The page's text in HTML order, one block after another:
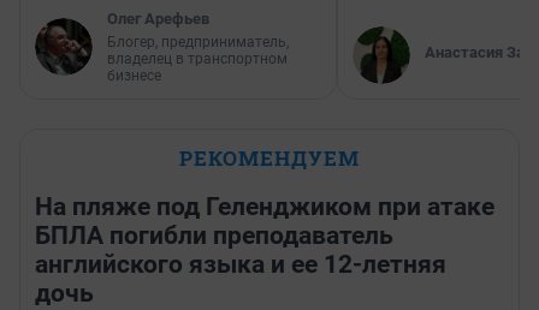
Олег Арефьев
Блогер, предприниматель,
владелец в транспортном
бизнесе
Анастасия
РЕКОМЕНДУЕМ
На пляже под Геленджиком при атаке
БПЛА погибли преподаватель
английского языка и ее 12-летняя
дочь